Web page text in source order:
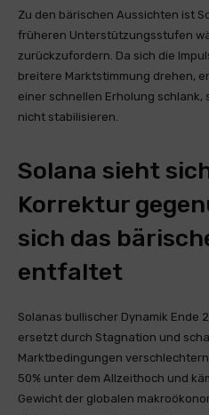
Zu den bärischen Aussichten ist
früheren Unterstützungsstufen
zurückzufordern. Da sich die
breitere Marktstimmung drehen,
einer schnellen Erholung
nicht stabilisieren.
Solana sieht
Korrektur
sich das
entfaltet
Solanas bullischer Dynamik Ende
ersetzt durch Stagnation und
Marktbedingungen
50% unter dem Allzeithoch und
Gewicht der globalen